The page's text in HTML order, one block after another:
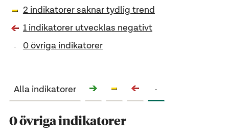
2 indikatorer saknar tydlig trend
1 indikatorer utvecklas negativt
0 övriga indikatorer
Alla indikatorer
0 övriga indikatorer